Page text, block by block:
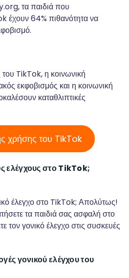
τα παιδιά που
έχουν 64% πιθανότητα να
TikTok, η κοινωνική
εκφοβισμός και η κοινωνική
καταθλιπτικές
χρήσης του TikTok
ελέγχους στο TikTok;
έλεγχο στο TikTok; Απολύτως!
τα παιδιά σας ασφαλή στο
τον γονικό έλεγχο στις συσκευές
γονικού ελέγχου του